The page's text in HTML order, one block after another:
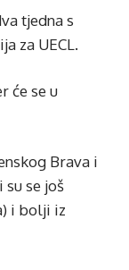
tjedna s
za UECL.
će se u
Brava i
se još
i bolji iz